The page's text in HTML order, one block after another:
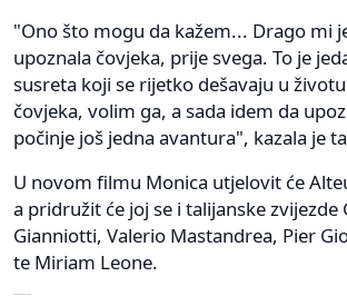
"Ono što mogu da kažem... Drago mi
upoznala čovjeka, prije svega. To je
susreta koji se rijetko dešavaju u
čovjeka, volim ga, a sada idem da
počinje još jedna avantura", kazala je
U novom filmu Monica utjelovit će
a pridružit će joj se i talijanske zvijezde
Gianniotti, Valerio Mastandrea, Pier
te Miriam Leone.